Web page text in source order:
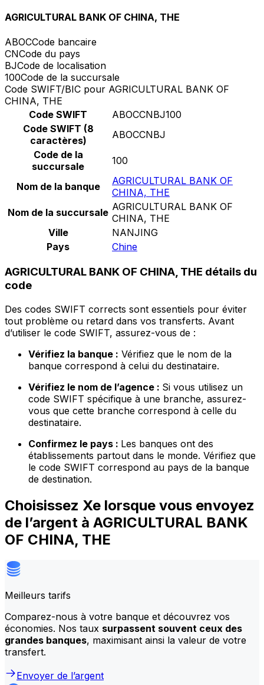
AGRICULTURAL BANK OF CHINA, THE
ABOCCode bancaire
CNCode du pays
BJCode de localisation
100Code de la succursale
Code SWIFT/BIC pour AGRICULTURAL BANK OF
CHINA, THE
Code SWIFT
ABOCCNBJ100
Code SWIFT (8
caractères)
ABOCCNBJ
Code de la
succursale
100
Nom de la banque
AGRICULTURAL BANK OF
CHINA, THE
Nom de la succursale AGRICULTURAL BANK OF
CHINA, THE
Ville
NANJING
Pays
Chine
AGRICULTURAL BANK OF CHINA, THE détails du
code
Des codes SWIFT corrects sont essentiels pour éviter
tout problème ou retard dans vos transferts. Avant
d’utiliser le code SWIFT, assurez-vous de :
Vérifiez la banque : Vérifiez que le nom de la
banque correspond à celui du destinataire.
Vérifiez le nom de l’agence : Si vous utilisez un
code SWIFT spécifique à une branche, assurez-
vous que cette branche correspond à celle du
destinataire.
Confirmez le pays : Les banques ont des
établissements partout dans le monde. Vérifiez que
le code SWIFT correspond au pays de la banque
de destination.
Choisissez Xe lorsque vous envoyez
de l’argent à AGRICULTURAL BANK
OF CHINA, THE
Meilleurs tarifs
Comparez-nous à votre banque et découvrez vos
économies. Nos taux surpassent souvent ceux des
grandes banques, maximisant ainsi la valeur de votre
transfert.
Envoyer de l’argent